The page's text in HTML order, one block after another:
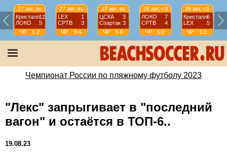
27 авг, вс
Кристалл12
ЛОКО
5
ЧР
1-2
27 авг, вс
LEX
1
СРТВ
3
ЧР
3-4
27 авг, вс
ЦСКА
3
Спартак 3
ЧР
5-6
26 авг, сб
ЛОКО
7
СРТВ
4
ЧР
1/2
26 авг, сб
Кристалл6
LEX
5
ЧР
1/2
Чемпионат России по пляжному футболу 2023
"Лекс" запрыгивает в "последний
вагон" и остаётся в ТОП-6..
19.08.23